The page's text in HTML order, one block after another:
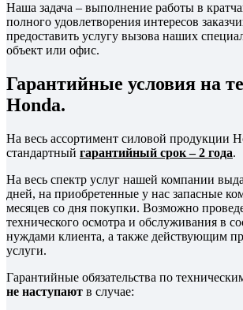
Наша задача – выполнение работы в
полного удовлетворения интересов
предоставить услугу вызова наших
объект или офис.
Гарантийные условия на
Honda.
На весь ассортимент силовой продукции
стандартный гарантийный срок – 2 года.
На весь спектр услуг нашей компании
дней, на приобретенные у нас запасные
месяцев со дня покупки. Возможно
технического осмотра и обслуживания в
нуждами клиента, а также действующим
услуги.
Гарантийные обязательства по
не наступают в случае: